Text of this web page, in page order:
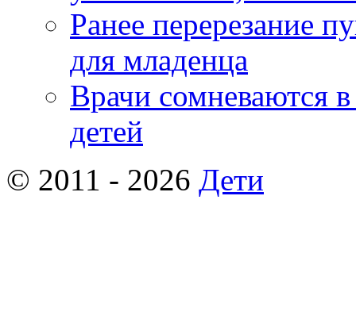
Ранее перерезание
для младенца
Врачи сомневаются
детей
© 2011 - 2026 Дети